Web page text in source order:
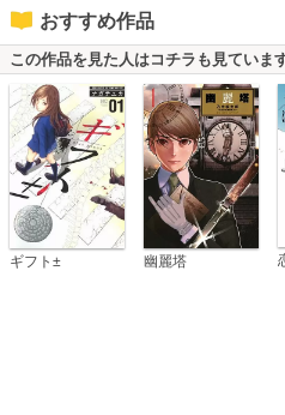
おすすめ作品
この作品を見た人はコチラも見ていま
ギフト± 幽麗塔